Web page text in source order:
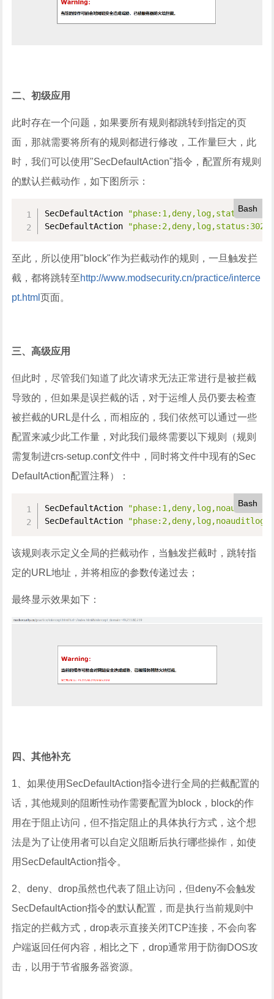
二、初级应用
此时存在一个问题，如果要所有规则都跳转到指定的页
面，那就需要将所有的规则都进行修改，工作量巨大，此
时，我们可以使用"SecDefaultAction"指令，配置所有规则
的默认拦截动作，如下图所示：
Bash
SecDefaultAction
SecDefaultAction
至此，所以使用"block"作为拦截动作的规则，一旦触发拦
截，都将跳转至http://www.modsecurity.cn/practice/interce
pt.html页面。
三、高级应用
但此时，尽管我们知道了此次请求无法正常进行是被拦截
导致的，但如果是误拦截的话，对于运维人员仍要去检查
被拦截的URL是什么，而相应的，我们依然可以通过一些
配置来减少此工作量，对此我们最终需要以下规则（规则
需复制进crs-setup.conf文件中，同时将文件中现有的Sec
DefaultAction配置注释）：
Bash
SecDefaultAction
SecDefaultAction
该规则表示定义全局的拦截动作，当触发拦截时，跳转指
定的URL地址，并将相应的参数传递过去；
最终显示效果如下：
四、其他补充
1、如果使用SecDefaultAction指令进行全局的拦截配置的
话，其他规则的阻断性动作需要配置为block，block的作
用在于阻止访问，但不指定阻止的具体执行方式，这个想
法是为了让使用者可以自定义阻断后执行哪些操作，如使
用SecDefaultAction指令。
2、deny、drop虽然也代表了阻止访问，但deny不会触发
SecDefaultAction指令的默认配置，而是执行当前规则中
指定的拦截方式，drop表示直接关闭TCP连接，不会向客
户端返回任何内容，相比之下，drop通常用于防御DOS攻
击，以用于节省服务器资源。